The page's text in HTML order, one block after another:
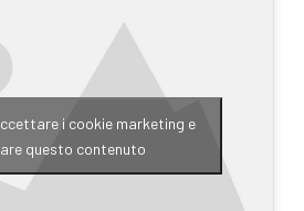
i cookie marketing e
questo contenuto